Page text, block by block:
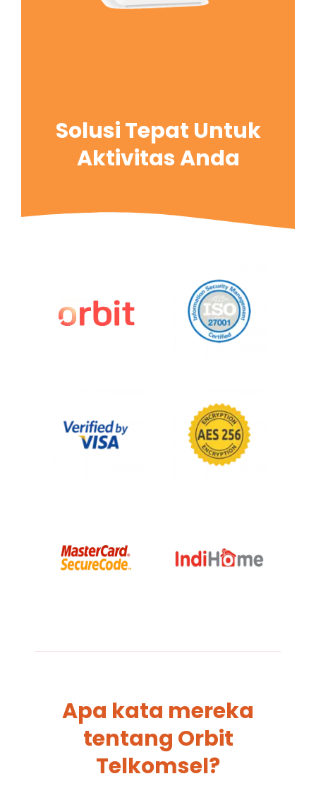
Solusi Tepat Untuk
Aktivitas Anda
Apa kata mereka
tentang Orbit
Telkomsel?